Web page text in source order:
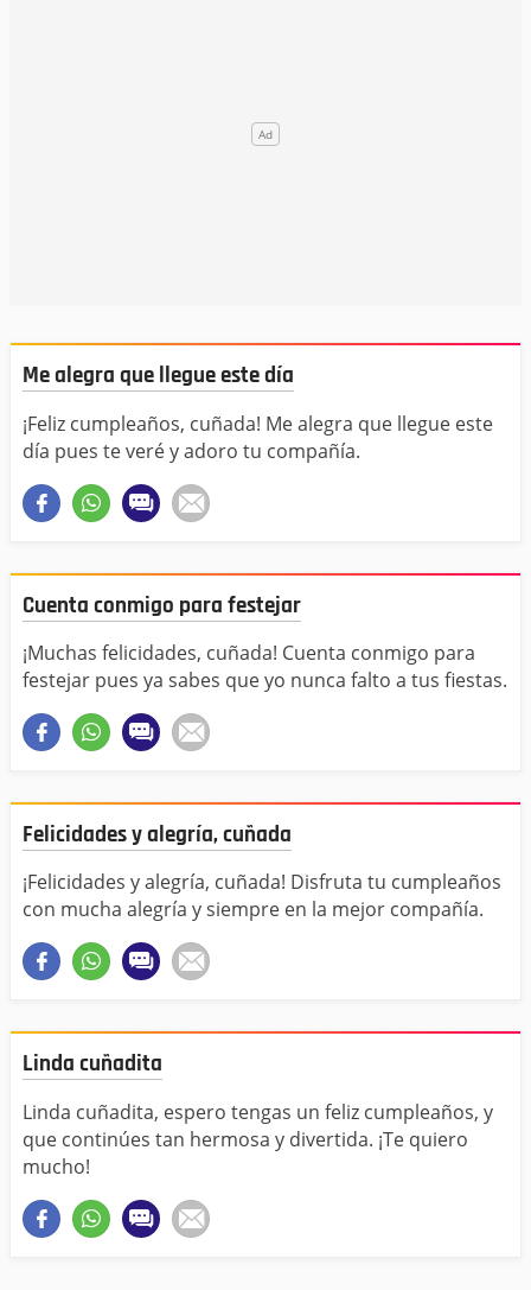
Me alegra que llegue este día
¡Feliz cumpleaños, cuñada! Me alegra que llegue este
día pues te veré y adoro tu compañía.
Cuenta conmigo para festejar
¡Muchas felicidades, cuñada! Cuenta conmigo para
festejar pues ya sabes que yo nunca falto a tus fiestas.
Felicidades y alegría, cuñada
¡Felicidades y alegría, cuñada! Disfruta tu cumpleaños
con mucha alegría y siempre en la mejor compañía.
Linda cuñadita
Linda cuñadita, espero tengas un feliz cumpleaños, y
que continúes tan hermosa y divertida. ¡Te quiero
mucho!